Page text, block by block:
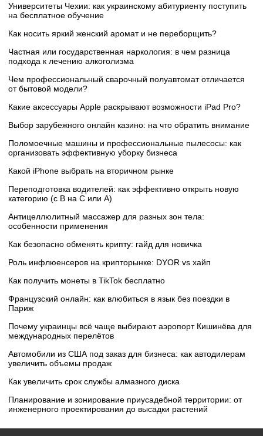
Университеты Чехии: как украинскому абитуриенту поступить
на бесплатное обучение
Как носить яркий женский аромат и не переборщить?
Частная или государственная наркология: в чем разница
подхода к лечению алкоголизма
Чем профессиональный сварочный полуавтомат отличается
от бытовой модели?
Какие аксессуары Apple раскрывают возможности iPad Pro?
Выбор зарубежного онлайн казино: на что обратить внимание
Поломоечные машины и профессиональные пылесосы: как
организовать эффективную уборку бизнеса
Какой iPhone выбрать на вторичном рынке
Переподготовка водителей: как эффективно открыть новую
категорию (с B на C или А)
Антицеллюлитный массажер для разных зон тела:
особенности применения
Как безопасно обменять крипту: гайд для новичка
Роль инфлюенсеров на крипторынке: DYOR vs хайп
Как получить монеты в TikTok бесплатно
Французский онлайн: как влюбиться в язык без поездки в
Париж
Почему украинцы всё чаще выбирают аэропорт Кишинёва для
международных перелётов
Автомобили из США под заказ для бизнеса: как автодилерам
увеличить объемы продаж
Как увеличить срок службы алмазного диска
Планирование и зонирование приусадебной территории: от
инженерного проектирования до высадки растений